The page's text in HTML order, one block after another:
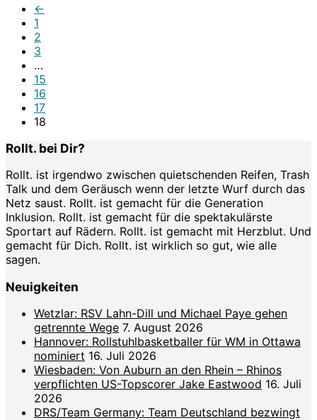
←
1
2
3
…
15
16
17
18
Rollt. bei Dir?
Rollt. ist irgendwo zwischen quietschenden Reifen, Trash
Talk und dem Geräusch wenn der letzte Wurf durch das
Netz saust. Rollt. ist gemacht für die Generation
Inklusion. Rollt. ist gemacht für die spektakulärste
Sportart auf Rädern. Rollt. ist gemacht mit Herzblut. Und
gemacht für Dich. Rollt. ist wirklich so gut, wie alle
sagen.
Neuigkeiten
Wetzlar: RSV Lahn-Dill und Michael Paye gehen
getrennte Wege 7. August 2026
Hannover: Rollstuhlbasketballer für WM in Ottawa
nominiert 16. Juli 2026
Wiesbaden: Von Auburn an den Rhein – Rhinos
verpflichten US-Topscorer Jake Eastwood 16. Juli
2026
DRS/Team Germany: Team Deutschland bezwingt